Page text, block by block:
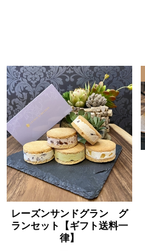
レーズンサンドグラン グ
ランセット【ギフト送料一
律】